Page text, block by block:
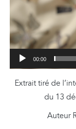
e
u
r
i
00:00
Extrait tiré de
du 13
Auteur